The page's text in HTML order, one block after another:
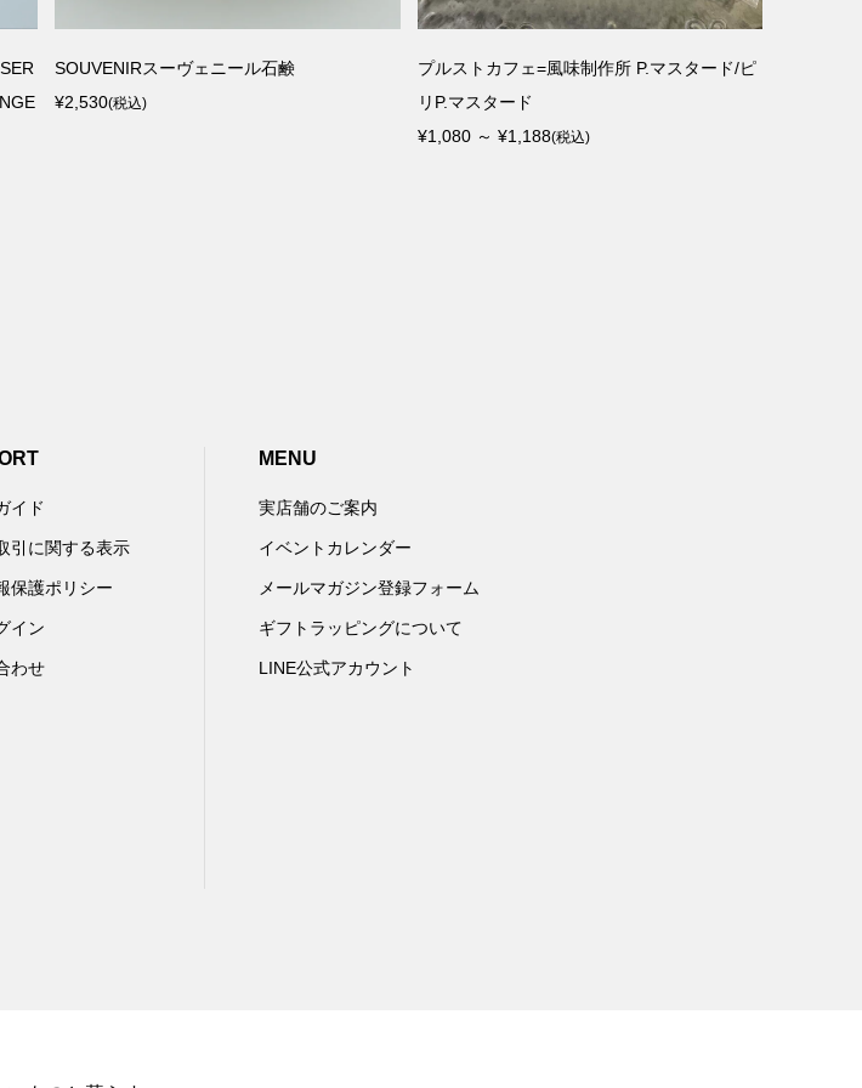
ッ
...
犬一印 肉球ケアバーム 30ｇ
¥880(税込)
MAGALI（マガリ）SK84PK ラミーリネ
ン・ギャザースカート／ダスティコーラル
¥36,300(税込)
イド
引に関する表示
保護ポリシー
イン
わせ
MENU
実店舗のご案内
イベントカレンダー
メールマガジン登録フォーム
ギフトラッピングについて
LINE公式アカウント